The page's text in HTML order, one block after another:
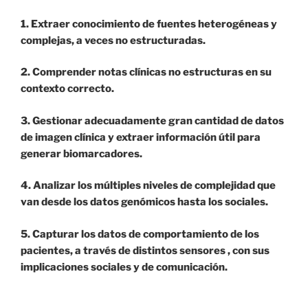
1. Extraer conocimiento de fuentes heterogéneas y
complejas, a veces no estructuradas.
2. Comprender notas clínicas no estructuras en su
contexto correcto.
3. Gestionar adecuadamente gran cantidad de datos
de imagen clínica y extraer información útil para
generar biomarcadores.
4. Analizar los múltiples niveles de complejidad que
van desde los datos genómicos hasta los sociales.
5. Capturar los datos de comportamiento de los
pacientes, a través de distintos sensores , con sus
implicaciones sociales y de comunicación.